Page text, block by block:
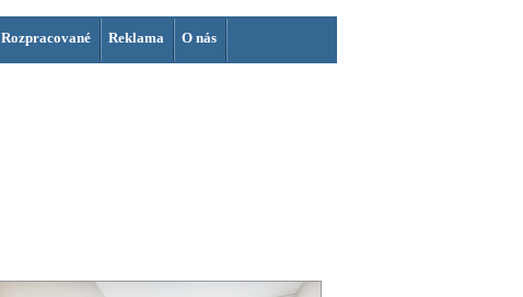
Rozpracované Reklama O nás